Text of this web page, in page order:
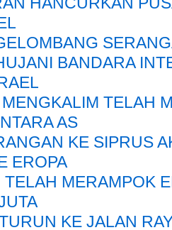
BANDARA
TELAH
AS
KE SIPRUS
EROPA
MERAMPOK
KE JALAN